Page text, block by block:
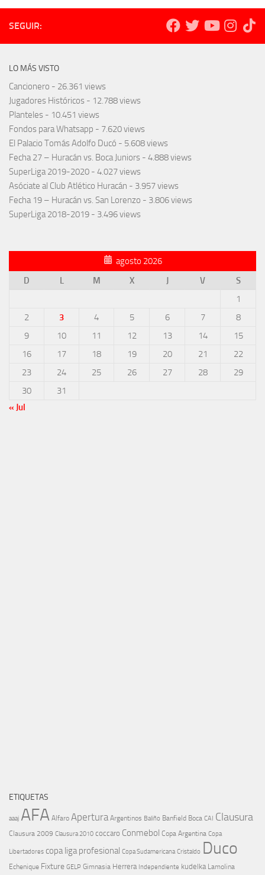
SEGUIR:
LO MÁS VISTO
Cancionero - 26.361 views
Jugadores Históricos - 12.788 views
Planteles - 10.451 views
Fondos para Whatsapp - 7.620 views
El Palacio Tomás Adolfo Ducó - 5.608 views
Fecha 27 – Huracán vs. Boca Juniors - 4.888 views
SuperLiga 2019-2020 - 4.027 views
Asóciate al Club Atlético Huracán - 3.957 views
Fecha 19 – Huracán vs. San Lorenzo - 3.806 views
SuperLiga 2018-2019 - 3.496 views
agosto 2026
D
L M X J V
S
1
2
3 4 5 6 7
8
9
10 11 12 13 14
15
16
17 18 19 20 21
22
23
24 25 26 27 28
29
30
31
« Jul
ETIQUETAS
aaaj AFA Alfaro Apertura Argentinos Baliño Banfield Boca CAI Clausura
Clausura 2009 Clausura 2010 coccaro Conmebol Copa Argentina Copa
Libertadores copa liga profesional Copa Sudamericana Cristaldo Duco
Echenique Fixture GELP Gimnasia Herrera Independiente kudelka Lamolina